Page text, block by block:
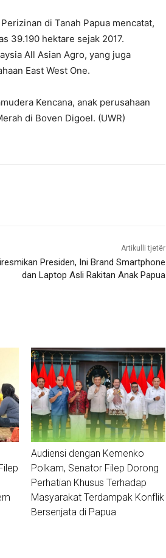
di Tanah Papua mencatat,
39.190 hektare sejak 2017.
All Asian Agro, yang juga
East West One.
Kencana, anak perusahaan
di Boven Digoel. (UWR)
Artikulli tjetër
Presiden, Ini Brand Smartphone
dan Laptop Asli Rakitan Anak Papua
Audiensi dengan Kemenko
Polkam, Senator Filep Dorong
Perhatian Khusus Terhadap
Masyarakat Terdampak Konflik
Bersenjata di Papua